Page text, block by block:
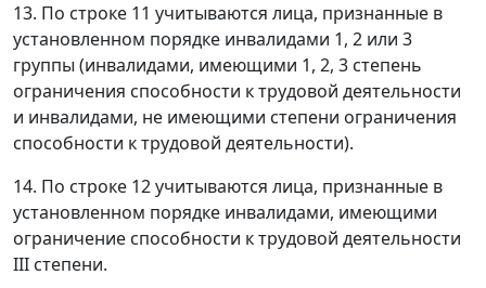
13. По строке 11 учитываются лица, признанные в
установленном порядке инвалидами 1, 2 или 3
группы (инвалидами, имеющими 1, 2, 3 степень
ограничения способности к трудовой деятельности
и инвалидами, не имеющими степени ограничения
способности к трудовой деятельности).
14. По строке 12 учитываются лица, признанные в
установленном порядке инвалидами, имеющими
ограничение способности к трудовой деятельности
III степени.